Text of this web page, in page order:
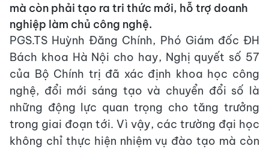
mà còn phải tạo ra tri thức mới, hỗ trợ doanh
nghiệp làm chủ công nghệ.
PGS.TS Huỳnh Đăng Chính, Phó Giám đốc ĐH
Bách khoa Hà Nội cho hay, Nghị quyết số 57
của Bộ Chính trị đã xác định khoa học công
nghệ, đổi mới sáng tạo và chuyển đổi số là
những động lực quan trọng cho tăng trưởng
trong giai đoạn tới. Vì vậy, các trường đại học
không chỉ thực hiện nhiệm vụ đào tạo mà còn